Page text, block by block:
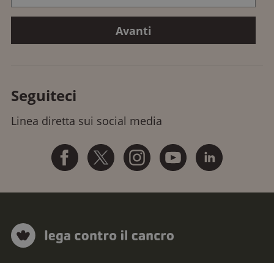
Seguiteci
Linea diretta sui social media